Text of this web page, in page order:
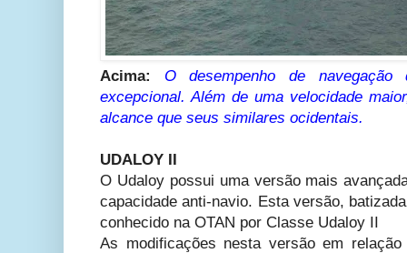
Acima:
O desempenho de
excepcional. Além de uma velocidade
alcance que seus similares ocidentais.
UDALOY II
O Udaloy possui uma versão mais
capacidade anti-navio. Esta versão,
conhecido na OTAN por Classe Udaloy II
As modificações nesta versão em